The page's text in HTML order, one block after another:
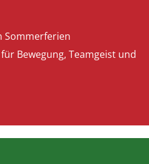
Sommerferien
Bewegung, Teamgeist und